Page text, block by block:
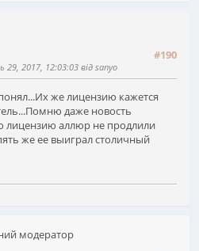
#190
29, 2017, 12:03:03 від sanyo
же лицензию кажется
даже новость
аллюр не продлили
же ее выиграл столичный
модератор